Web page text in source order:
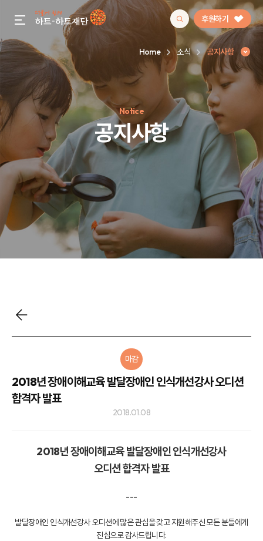
gnb menu open 후원하기
인기 키워드
#정기후원#하트플레이스#캠페인#팬덤후원
Home 소식 공지사항
Notice
공지사항
마감
2018년 장애이해교육 발달장애인 인식개선강사 오디션
합격자 발표
2018.01.08
2018년 장애이해교육 발달장애인 인식개선강사
오디션 합격자 발표
---
발달장애인 인식개선강사 오디션에 많은 관심을 갖고 지원해주신 모든 분들에게
진심으로 감사드립니다.